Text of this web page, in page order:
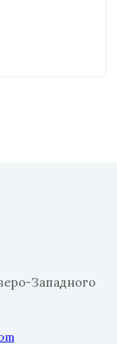
Западного